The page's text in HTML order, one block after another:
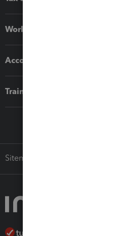
Workflow add-ons
Accounting solutions
Training & support
Sitemap